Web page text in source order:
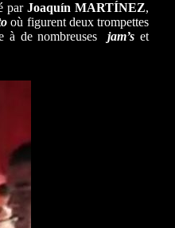
parJoaquín MARTÍNEZ,
où figurent deux trompettes
à de nombreusesjam’s et